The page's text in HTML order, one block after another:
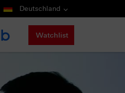
Deutschland
Watchlist